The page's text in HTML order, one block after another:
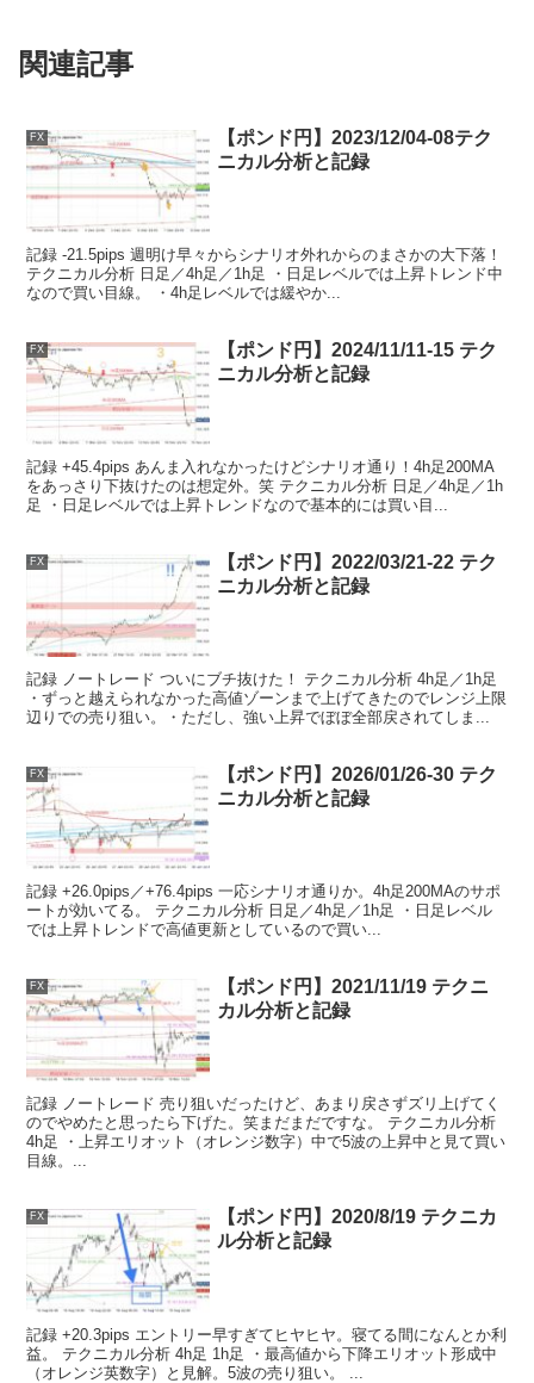
関連記事
FX
【ポンド円】2023/12/04-08テク
ニカル分析と記録
記録 -21.5pips 週明け早々からシナリオ外れからのまさかの大下落！
テクニカル分析 日足／4h足／1h足 ・日足レベルでは上昇トレンド中
なので買い目線。 ・4h足レベルでは緩やか...
FX
【ポンド円】2024/11/11-15 テク
ニカル分析と記録
記録 +45.4pips あんま入れなかったけどシナリオ通り！4h足200MA
をあっさり下抜けたのは想定外。笑 テクニカル分析 日足／4h足／1h
足 ・日足レベルでは上昇トレンドなので基本的には買い目...
FX
【ポンド円】2022/03/21-22 テク
ニカル分析と記録
記録 ノートレード ついにブチ抜けた！ テクニカル分析 4h足／1h足
・ずっと越えられなかった高値ゾーンまで上げてきたのでレンジ上限
辺りでの売り狙い。・ただし、強い上昇でぼぼ全部戻されてしま...
FX
【ポンド円】2026/01/26-30 テク
ニカル分析と記録
記録 +26.0pips／+76.4pips 一応シナリオ通りか。4h足200MAのサポ
ートが効いてる。 テクニカル分析 日足／4h足／1h足 ・日足レベル
では上昇トレンドで高値更新としているので買い...
FX
【ポンド円】2021/11/19 テクニ
カル分析と記録
記録 ノートレード 売り狙いだったけど、あまり戻さずズリ上げてく
のでやめたと思ったら下げた。笑まだまだですな。 テクニカル分析
4h足 ・上昇エリオット（オレンジ数字）中で5波の上昇中と見て買い
目線。...
FX
【ポンド円】2020/8/19 テクニカ
ル分析と記録
記録 +20.3pips エントリー早すぎてヒヤヒヤ。寝てる間になんとか利
益。 テクニカル分析 4h足 1h足 ・最高値から下降エリオット形成中
（オレンジ英数字）と見解。5波の売り狙い。 ...